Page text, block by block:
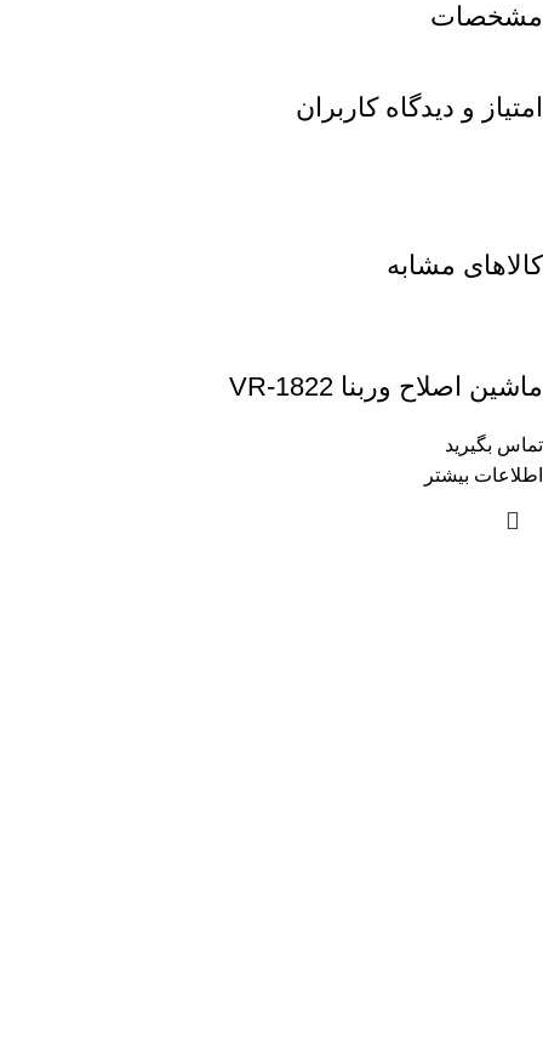
مشخصات
امتیاز و دیدگاه کاربران
کالاهای مشابه
ماشین اصلاح وربنا VR-1822
تماس بگیرید
اطلاعات بیشتر